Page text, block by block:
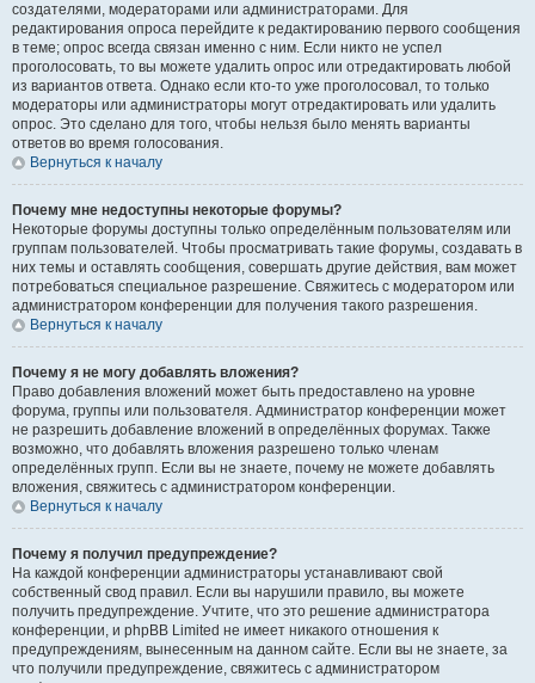
создателями, модераторами или администраторами. Для
редактирования опроса перейдите к редактированию первого сообщения
в теме; опрос всегда связан именно с ним. Если никто не успел
проголосовать, то вы можете удалить опрос или отредактировать любой
из вариантов ответа. Однако если кто-то уже проголосовал, то только
модераторы или администраторы могут отредактировать или удалить
опрос. Это сделано для того, чтобы нельзя было менять варианты
ответов во время голосования.
Вернуться к началу
Почему мне недоступны некоторые форумы?
Некоторые форумы доступны только определённым пользователям или
группам пользователей. Чтобы просматривать такие форумы, создавать в
них темы и оставлять сообщения, совершать другие действия, вам может
потребоваться специальное разрешение. Свяжитесь с модератором или
администратором конференции для получения такого разрешения.
Вернуться к началу
Почему я не могу добавлять вложения?
Право добавления вложений может быть предоставлено на уровне
форума, группы или пользователя. Администратор конференции может
не разрешить добавление вложений в определённых форумах. Также
возможно, что добавлять вложения разрешено только членам
определённых групп. Если вы не знаете, почему не можете добавлять
вложения, свяжитесь с администратором конференции.
Вернуться к началу
Почему я получил предупреждение?
На каждой конференции администраторы устанавливают свой
собственный свод правил. Если вы нарушили правило, вы можете
получить предупреждение. Учтите, что это решение администратора
конференции, и phpBB Limited не имеет никакого отношения к
предупреждениям, вынесенным на данном сайте. Если вы не знаете, за
что получили предупреждение, свяжитесь с администратором